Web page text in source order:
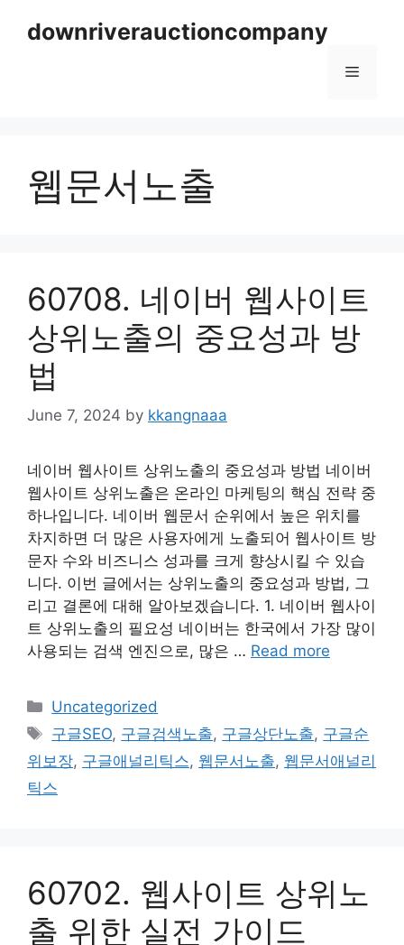
downriverauctioncompany
Menu
웹문서노출
60708. 네이버 웹사이트
상위노출의 중요성과 방
법
June 7, 2024 by kkangnaaa
네이버 웹사이트 상위노출의 중요성과 방법 네이버
웹사이트 상위노출은 온라인 마케팅의 핵심 전략 중
하나입니다. 네이버 웹문서 순위에서 높은 위치를
차지하면 더 많은 사용자에게 노출되어 웹사이트 방
문자 수와 비즈니스 성과를 크게 향상시킬 수 있습
니다. 이번 글에서는 상위노출의 중요성과 방법, 그
리고 결론에 대해 알아보겠습니다. 1. 네이버 웹사이
트 상위노출의 필요성 네이버는 한국에서 가장 많이
사용되는 검색 엔진으로, 많은 … Read more
Categories
Uncategorized
Tags
구글SEO, 구글검색노출, 구글상단노출, 구글순
위보장, 구글애널리틱스, 웹문서노출, 웹문서애널리
틱스
60702. 웹사이트 상위노
출 위한 실전 가이드